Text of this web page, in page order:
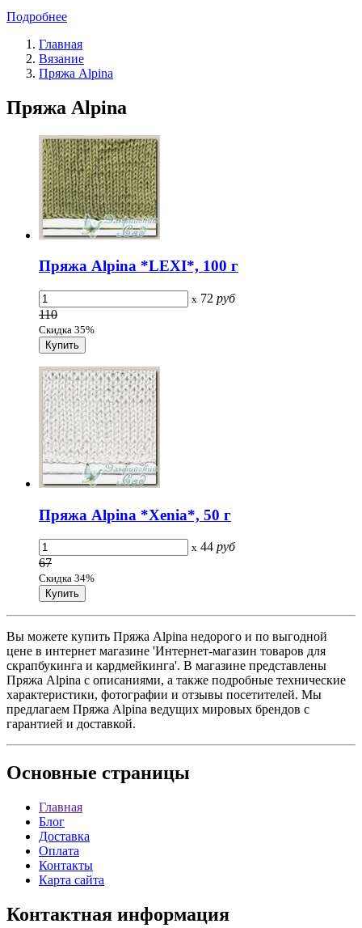
Подробнее
Главная
Вязание
Пряжа Alpina
Пряжа Alpina
Пряжа Alpina *LEXI*, 100 г
x 72 руб
110
Скидка 35%
Пряжа Alpina *Xenia*, 50 г
x 44 руб
67
Скидка 34%
Вы можете купить Пряжа Alpina недорого и по выгодной
цене в интернет магазине 'Интернет-магазин товаров для
скрапбукинга и кардмейкинга'. В магазине представлены
Пряжа Alpina с описаниями, а также подробные технические
характеристики, фотографии и отзывы посетителей. Мы
предлагаем Пряжа Alpina ведущих мировых брендов с
гарантией и доставкой.
Основные страницы
Главная
Блог
Доставка
Оплата
Контакты
Карта сайта
Контактная информация